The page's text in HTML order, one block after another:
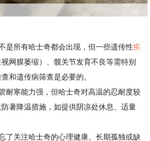
所有哈士奇都会出现，但一些遗传性疾
网膜萎缩）、髋关节发育不良等需特别
和遗传病筛查是必要的。
寒能力强，但哈士奇对高温的忍耐度较
暑降温措施，如提供阴凉处休息、适量
关注哈士奇的心理健康。长期孤独或缺